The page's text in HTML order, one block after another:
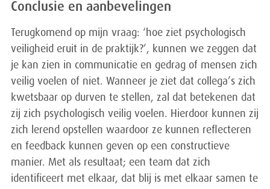
Conclusie en aanbevelingen
Terugkomend op mijn vraag: ‘hoe ziet psychologisch
veiligheid eruit in de praktijk?’, kunnen we zeggen dat
je kan zien in communicatie en gedrag of mensen zich
veilig voelen of niet. Wanneer je ziet dat collega’s zich
kwetsbaar op durven te stellen, zal dat betekenen dat
zij zich psychologisch veilig voelen. Hierdoor kunnen zij
zich lerend opstellen waardoor ze kunnen reflecteren
en feedback kunnen geven op een constructieve
manier. Met als resultaat; een team dat zich
identificeert met elkaar, dat blij is met elkaar samen te